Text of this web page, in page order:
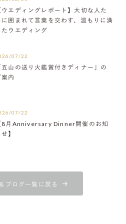
ウエディングレポート】大切な人た
に囲まれて言葉を交わす、温もりに満
たウエディング
07/22
五山の送り火鑑賞付きディナー」の
案内
07/22
8月Anniversary Dinner開催のお知
】
ブログ一覧に戻る